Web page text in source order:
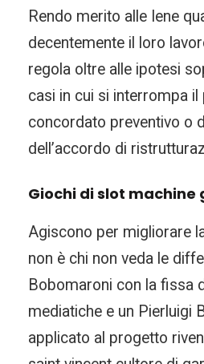
Rendo merito alle Iene
decentemente il loro
regola oltre alle ipotesi
casi in cui si interrompa
concordato preventivo o
dell’accordo di
Giochi di slot machine
Agiscono per migliorare
non è chi non veda le
Bobomaroni con la fissa
mediatiche e un Pierluigi
applicato al progetto